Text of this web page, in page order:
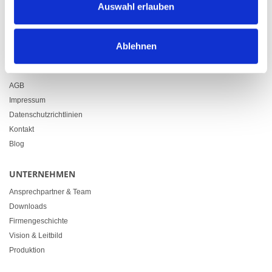
Auswahl erlauben
Ablehnen
info@heimgartner.com
Downloads
AGB
Impressum
Datenschutzrichtlinien
Kontakt
Blog
UNTERNEHMEN
Ansprechpartner & Team
Downloads
Firmengeschichte
Vision & Leitbild
Produktion